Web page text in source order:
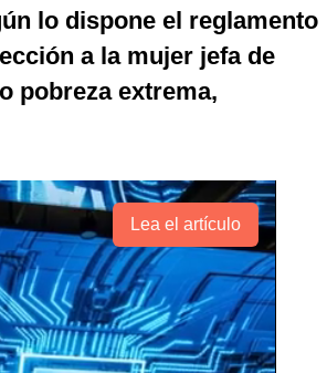
lo dispone el reglamento
a la mujer jefa de
pobreza extrema,
Lea el artículo